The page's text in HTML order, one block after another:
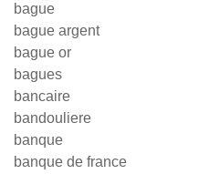
bague
bague argent
bague or
bagues
bancaire
bandouliere
banque
banque de france